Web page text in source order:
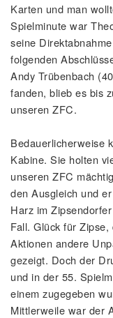
Karten und man
Spielminute war
seine
folgenden
Andy Trübenbach
fanden, blieb es bis
unseren ZFC.
Bedauerlicherweise
Kabine. Sie holten
unseren ZFC
den Ausgleich und
Harz im
Fall. Glück für
Aktionen andere
gezeigt. Doch der
und in der 55.
einem zugegeben
Mittlerweile war der